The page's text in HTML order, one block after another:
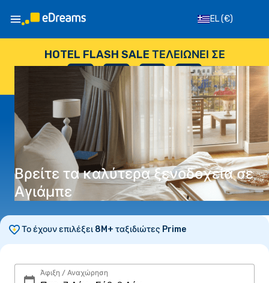
EL(€)
HOTEL FLASH SALE ΤΕΛΕΙΏΝΕΙ ΣΕ
--
ΗΜΈΡΕΣ
: --
ΏΡΕΣ
: --
ΔΕΥΤΕΡΌΛΕΠΤΑ
Βρείτε τα καλύτερα ξενοδοχεία σε
Αγιάμπε
Το έχουν επιλέξει 8M+ ταξιδιώτες Prime
Άφιξη / Αναχώρηση